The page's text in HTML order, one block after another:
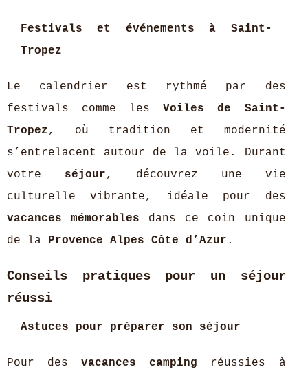
Festivals et événements à Saint-
Tropez
Le calendrier est rythmé par des
festivals comme lesVoiles de Saint-
Tropez, où tradition et modernité
s’entrelacent autour de la voile. Durant
votre séjour, découvrez une vie
culturelle vibrante, idéale pour des
vacances mémorables dans ce coin unique
de la Provence Alpes Côte d’Azur .
Conseils pratiques pour un séjour
réussi
Astuces pour préparer son séjour
Pour desvacances camping réussies à